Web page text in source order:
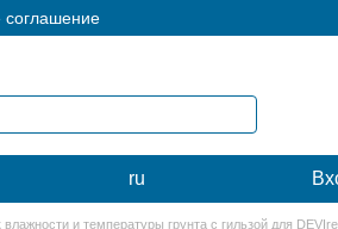
соглашение
ru
влажности и температуры грунта с гильзой для